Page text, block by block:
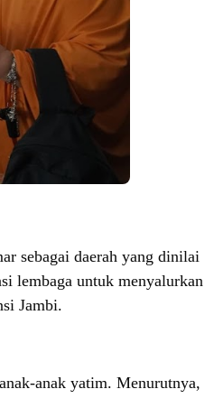
sebagai daerah yang dinilai
lembaga untuk menyalurkan
Jambi.
anak yatim. Menurutnya,